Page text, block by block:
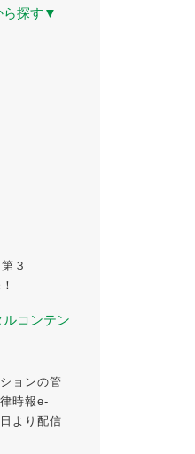
ら探す ▼
３
コンテン
ョンの管
時報e-
より配信